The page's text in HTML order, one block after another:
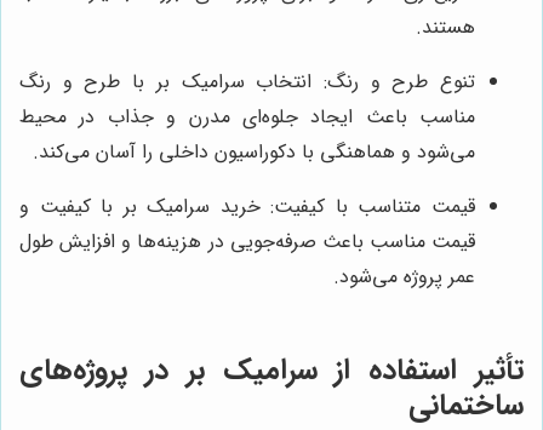
هستند.
تنوع طرح و رنگ: انتخاب سرامیک بر با طرح و رنگ
مناسب باعث ایجاد جلوه‌ای مدرن و جذاب در محیط
می‌شود و هماهنگی با دکوراسیون داخلی را آسان می‌کند.
قیمت متناسب با کیفیت: خرید سرامیک بر با کیفیت و
قیمت مناسب باعث صرفه‌جویی در هزینه‌ها و افزایش طول
عمر پروژه می‌شود.
تأثیر استفاده از سرامیک بر در پروژه‌های
ساختمانی